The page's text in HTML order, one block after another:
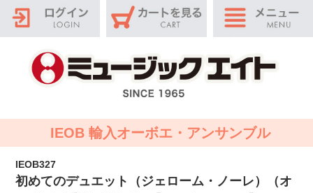
IEOB 輸入オーボエ・アンサンブル
IEOB327
初めてのデュエット（ジェローム・ノーレ）（オ